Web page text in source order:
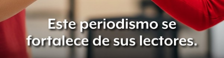
Además, el fiscal utilizó sin nombrarlo el caso del
exgobernador de Veracruz Javier Duartepara atacar a
Rosario Robles.